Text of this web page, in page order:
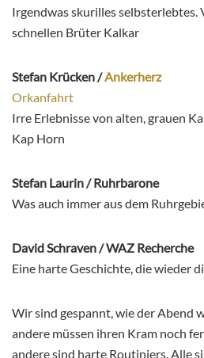
Irgendwas skurilles selbsterlebtes.
schnellen Brüter Kalkar
Stefan Krücken /Ankerherz
Orkanfahrt
Irre Erlebnisse von alten, grauen
Kap Horn
Stefan Laurin / Ruhrbarone
Was auch immer aus dem
David Schraven / WAZ Recherche
Eine harte Geschichte, die wieder
Wir sind gespannt, wie der Abend
andere müssen ihren Kram noch
andere sind harte Routiniers. Alle